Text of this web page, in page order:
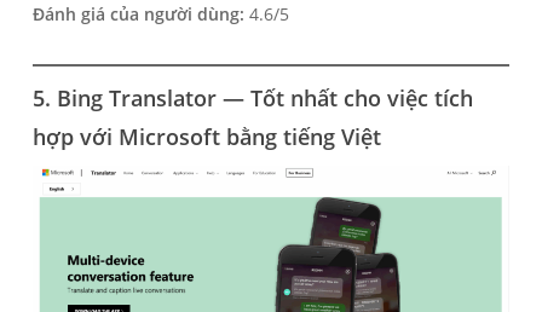
Đánh giá của người dùng: 4.6/5
5. Bing Translator — Tốt nhất cho việc tích
hợp với Microsoft bằng tiếng Việt